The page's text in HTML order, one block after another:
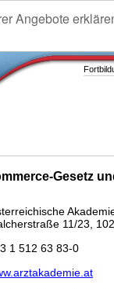
Angebote
Gesetz
11/23,
1 512 63 83-0